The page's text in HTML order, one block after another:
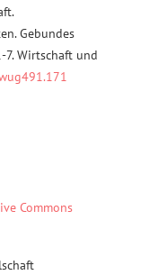
Gebundes
7. Wirtschaft und
Commons